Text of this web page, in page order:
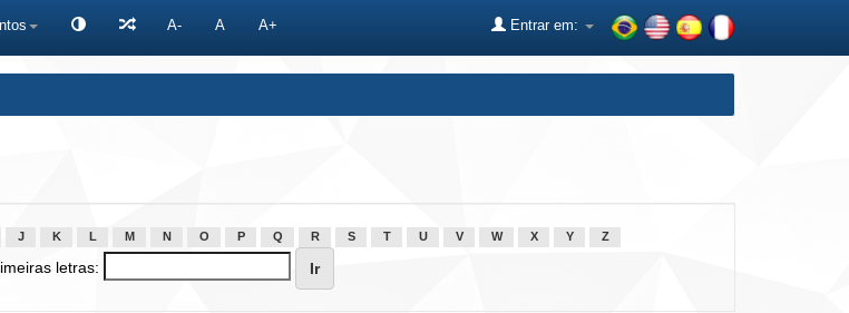
A- A A+ Entrar em:
J K L M N O P Q R S T U V W X Y Z
letras: